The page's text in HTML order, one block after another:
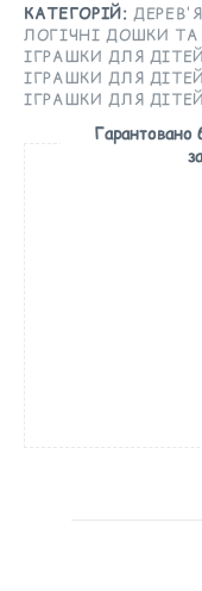
КАТЕГОРІЙ:
ЛОГІЧНІ ДОШКИ ТА
ІГРАШКИ ДЛЯ
ІГРАШКИ ДЛЯ
ІГРАШКИ ДЛЯ